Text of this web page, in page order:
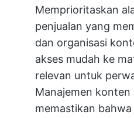
Memprioritaskan
penjualan yang
dan organisasi
akses mudah ke
relevan untuk
Manajemen konten
memastikan